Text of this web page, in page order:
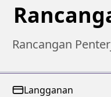
Rancangan
Langganan